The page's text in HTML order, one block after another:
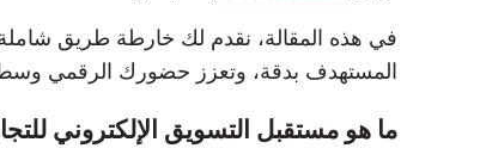
في هذه المقالة، نقدم لك خارطة طريق
المستهدف بدقة، وتعزز حضورك الرقمي وسط
ما هو مستقبل التسويق الإلكتروني